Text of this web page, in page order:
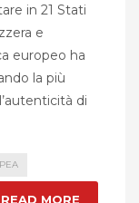
in 21 Stati
e
europeo ha
la più
di
READ MORE